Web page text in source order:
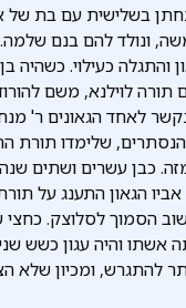
בשלישית עם בת של
ונולד להם בנם
והתגלה כעילוי. כשהיה
תורה לוילנא, משם
לאחד הגאונים ר'
שלימדו תורת
כבן עשרים ושתים
הגאון התענג על
הסמוך לסלוצק. כחצי
אשתו והיה עגון כשש
להתגרש, ומכיון שלא